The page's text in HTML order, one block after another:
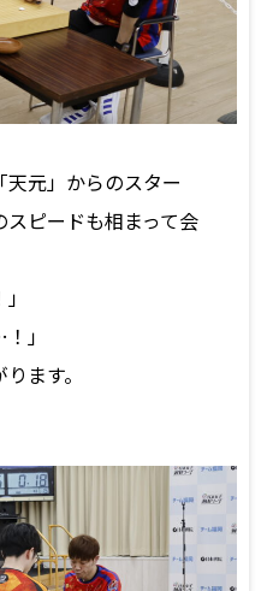
元」からのスター
スピードも相まって会
」
ます。